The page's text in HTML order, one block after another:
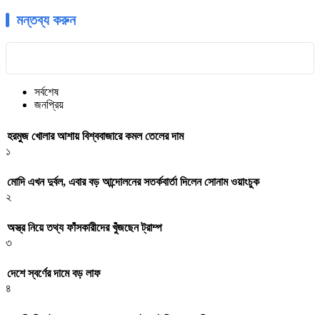
মন্তব্য করুন
সর্বশেষ
জনপ্রিয়
হরমুজ খোলার আশায় বিশ্ববাজারে কমল তেলের দাম
১
মোদি এখন দুর্বল, এবার বড় আন্দোলনের সতর্কবার্তা দিলেন সোনাম ওয়াংচুক
২
অস্ত্র নিয়ে তথ্য ফাঁসকারীদের খুঁজছেন ট্রাম্প
৩
দেশে স্বর্ণের দামে বড় লাফ
৪